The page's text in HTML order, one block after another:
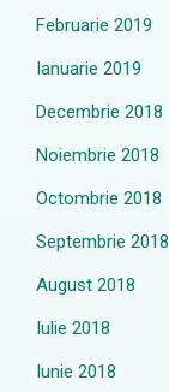
Februarie 2019
Ianuarie 2019
Decembrie 2018
Noiembrie 2018
Octombrie 2018
Septembrie 2018
August 2018
Iulie 2018
Iunie 2018